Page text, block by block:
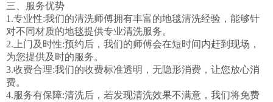
三、服务优势
1.专业性:我们的清洗师傅拥有丰富的地毯清洗经验，能够针
对不同材质的地毯提供专业清洗服务。
2.上门及时性:预约后，我们的师傅会在短时间内赶到现场，
为您提供及时的服务。
3.收费合理:我们的收费标准透明，无隐形消费，让您放心消
费。
4.服务有保障:清洗后，若发现清洗效果不满意，我们将免费